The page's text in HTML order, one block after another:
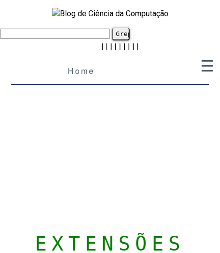
Home
| | | | | | | | |
☰
EXTENSÕES